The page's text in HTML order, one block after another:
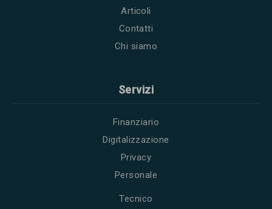
Articoli
Contatti
Chi siamo
Servizi
Finanziario
Digitalizzazione
Privacy
Personale
Tecnico